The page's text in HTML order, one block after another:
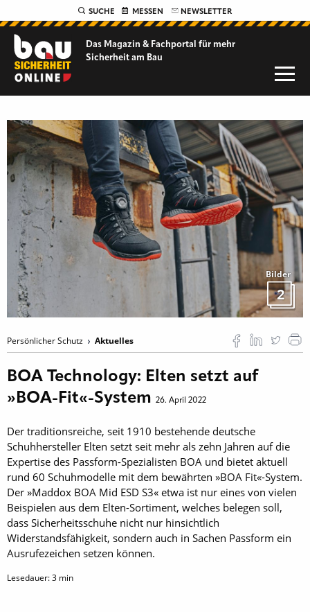
SUCHE MESSEN NEWSLETTER
Das Magazin & Fachportal für mehr
Sicherheit am Bau
Bilder
2
Persönlicher Schutz Aktuelles
BOA Technology: Elten setzt auf
»BOA-Fit«-System 26. April 2022
Der traditionsreiche, seit 1910 bestehende deutsche
Schuhhersteller Elten setzt seit mehr als zehn Jahren auf die
Expertise des Passform-Spezialisten BOA und bietet aktuell
rund 60 Schuhmodelle mit dem bewährten »BOA Fit«-System.
Der »Maddox BOA Mid ESD S3« etwa ist nur eines von vielen
Beispielen aus dem Elten-Sortiment, welches belegen soll,
dass Sicherheitsschuhe nicht nur hinsichtlich
Widerstandsfähigkeit, sondern auch in Sachen Passform ein
Ausrufezeichen setzen können.
Lesedauer:3 min